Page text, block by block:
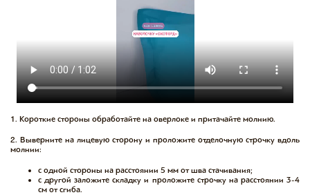
1. Короткие стороны обработайте на оверлоке и притачайте молнию.
‌2️. Выверните на лицевую сторону и проложите отделочную строчку вдоль
молнии:
с одной стороны на расстоянии 5 мм от шва стачивания;
с другой заложите складку и проложите строчку на расстоянии 3-4
см от сгиба.